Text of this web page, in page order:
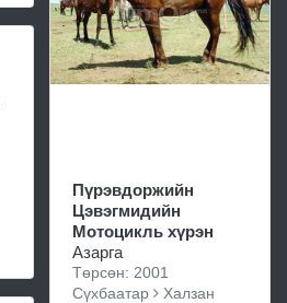
Пүрэвдоржийн
Цэвэгмидийн
Мотоцикль хүрэн
Азарга
Төрсөн: 2001
Сүхбаатар
Халзан